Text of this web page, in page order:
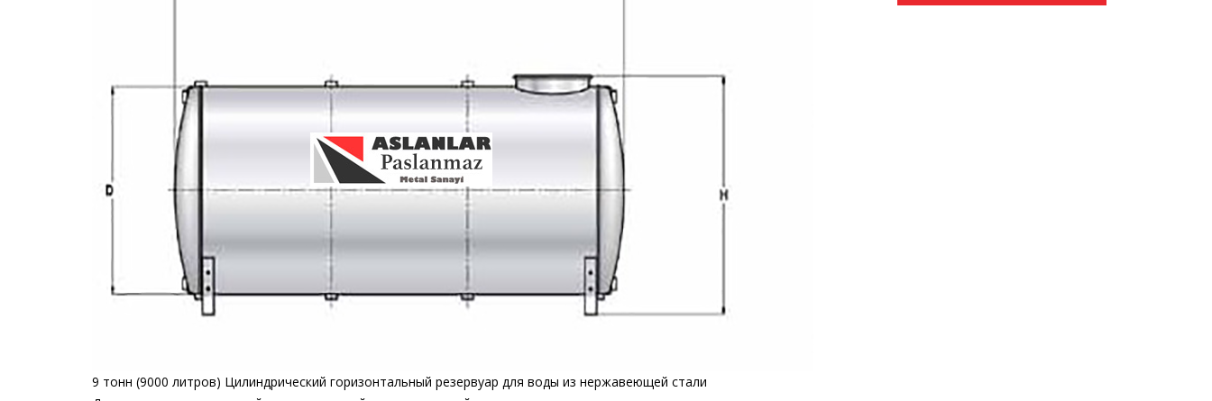
9 тонн (9000 литров) Цилиндрический горизонтальный резервуар для воды из нержавеющей стали